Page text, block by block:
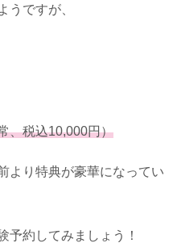
うですが、
、税込10,000円）
より特典が豪華になってい
予約してみましょう！